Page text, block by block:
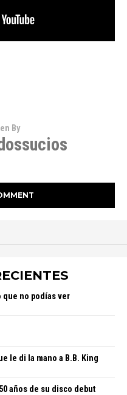
By
no podías ver
le di la mano a B.B. King
años de su disco debut